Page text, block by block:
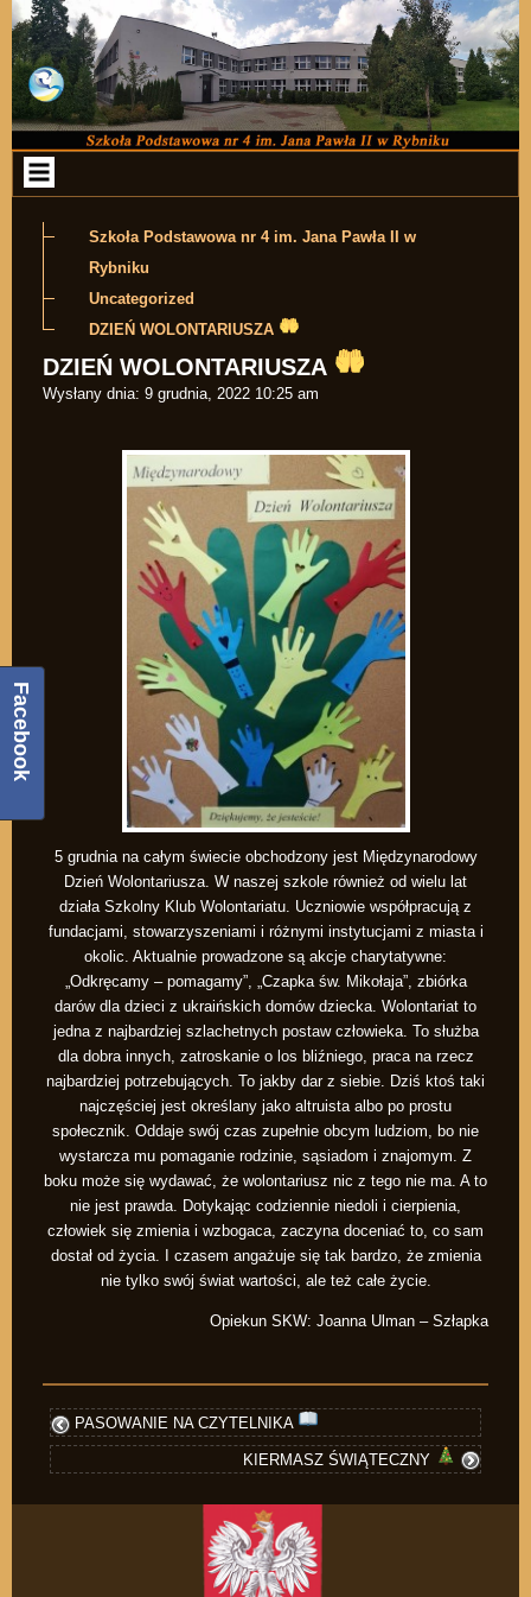
Przejdź do zawartości
Szkoła Podstawowa nr 4 im. Jana Pawła II w
Rybniku
Uncategorized
DZIEŃ WOLONTARIUSZA
DZIEŃ WOLONTARIUSZA
Wysłany dnia: 9 grudnia, 2022 10:25 am
5 grudnia na całym świecie obchodzony jest Międzynarodowy
Dzień Wolontariusza. W naszej szkole również od wielu lat
działa Szkolny Klub Wolontariatu. Uczniowie współpracują z
fundacjami, stowarzyszeniami i różnymi instytucjami z miasta i
okolic. Aktualnie prowadzone są akcje charytatywne:
„Odkręcamy – pomagamy”, „Czapka św. Mikołaja”, zbiórka
darów dla dzieci z ukraińskich domów dziecka. Wolontariat to
jedna z najbardziej szlachetnych postaw człowieka. To służba
dla dobra innych, zatroskanie o los bliźniego, praca na rzecz
najbardziej potrzebujących. To jakby dar z siebie. Dziś ktoś taki
najczęściej jest określany jako altruista albo po prostu
społecznik. Oddaje swój czas zupełnie obcym ludziom, bo nie
wystarcza mu pomaganie rodzinie, sąsiadom i znajomym. Z
boku może się wydawać, że wolontariusz nic z tego nie ma. A to
nie jest prawda. Dotykając codziennie niedoli i cierpienia,
człowiek się zmienia i wzbogaca, zaczyna doceniać to, co sam
dostał od życia. I czasem angażuje się tak bardzo, że zmienia
nie tylko swój świat wartości, ale też całe życie.
Opiekun SKW: Joanna Ulman – Szłapka
PASOWANIE NA CZYTELNIKA
KIERMASZ ŚWIĄTECZNY
Facebook